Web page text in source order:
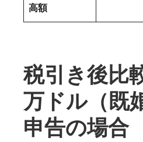
高額
税引き後比
万ドル（既
申告の場合